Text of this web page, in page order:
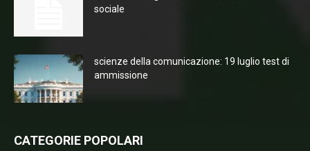
sociale
scienze della comunicazione: 19 luglio test di
ammissione
CATEGORIE POPOLARI